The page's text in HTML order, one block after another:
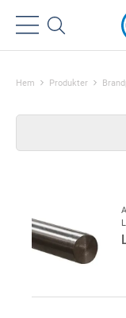
Hem Produkter